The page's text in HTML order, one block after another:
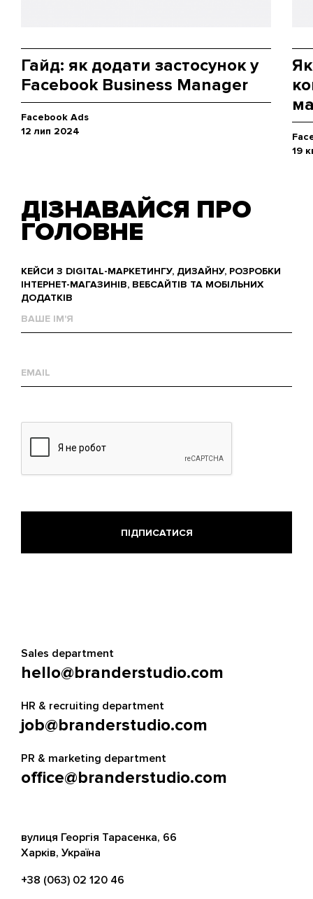
Гайд: як додати застосунок у
Facebook Business Manager
Facebook Ads
12 лип 2024
19
ДІЗНАВАЙСЯ ПРО
ГОЛОВНЕ
КЕЙСИ З DIGITAL-МАРКЕТИНГУ, ДИЗАЙНУ, РОЗРОБКИ
ІНТЕРНЕТ-МАГАЗИНІВ, ВЕБСАЙТІВ ТА МОБІЛЬНИХ
ДОДАТКІВ
им'я
mail
Sales department
hello@branderstudio.com
HR & recruiting department
job@branderstudio.com
PR & marketing department
office@branderstudio.com
вулиця Георгія Тарасенка, 66
Харків, Україна
+38 (063) 02 120 46